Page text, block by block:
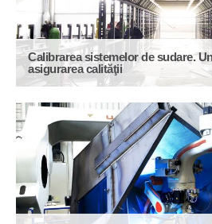
Calibrarea sistemelor de sudare.
asigurarea calităţii